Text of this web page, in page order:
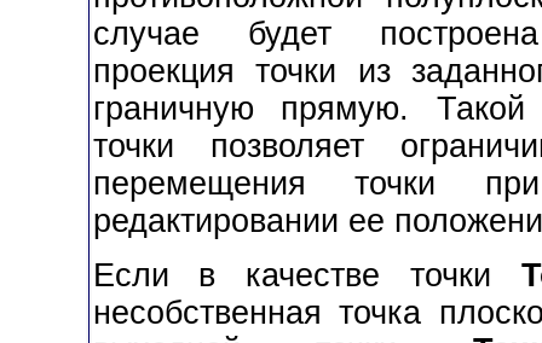
случае будет
проекция точки из
граничную прямую. Такой
точки позволяет
перемещения точки
редактировании ее
Если в качестве точки
несобственная точка